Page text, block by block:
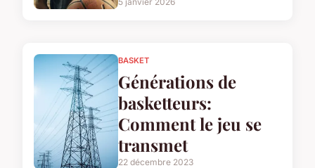
BASKET
Générations de
basketteurs:
Comment le jeu se
transmet
22 décembre 2023